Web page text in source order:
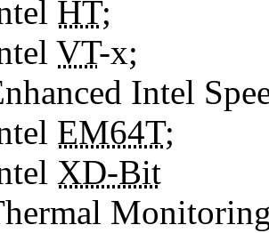
HT;
VT-x;
Intel
EM64T;
XD-Bit